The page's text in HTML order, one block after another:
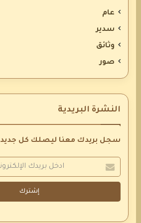
عام
سدير
وثائق
صور
النشرة البريدية
سجل بريدك معنا ليصلك كل جديد
إشترك